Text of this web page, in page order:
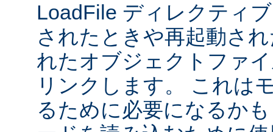
LoadFile ディレクティ
されたときや再起動さ
れたオブジェクトファ
リンクします。 これは
るために必要になるか